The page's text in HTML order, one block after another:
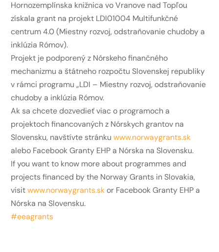
Hornozemplínska knižnica vo Vranove nad Topľou
získala grant na projekt LDI01004 Multifunkčné
centrum 4.0 (Miestny rozvoj, odstraňovanie chudoby a
inklúzia Rómov).
Projekt je podporený z Nórskeho finančného
mechanizmu a štátneho rozpočtu Slovenskej republiky
v rámci programu „LDI – Miestny rozvoj, odstraňovanie
chudoby a inklúzia Rómov.
Ak sa chcete dozvedieť viac o programoch a
projektoch financovaných z Nórskych grantov na
Slovensku, navštívte stránkuwww.norwaygrants.sk
alebo Facebook Granty EHP a Nórska na Slovensku.
If you want to know more about programmes and
projects financed by the Norway Grants in Slovakia,
visitwww.norwaygrants.skor Facebook Granty EHP a
Nórska na Slovensku.
#eeagrants